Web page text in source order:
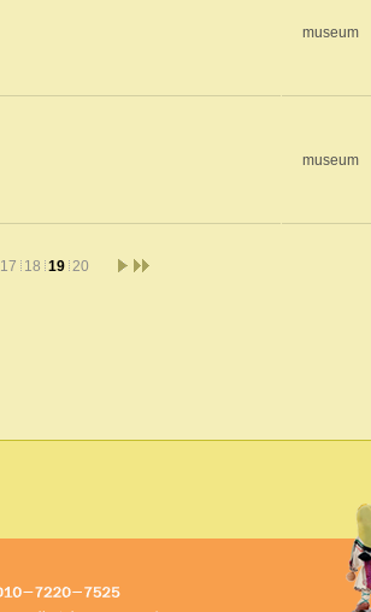
museum
museum
17 18 19 20